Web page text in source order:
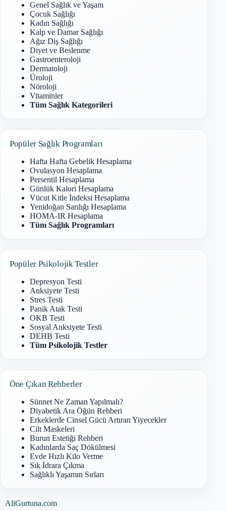
Genel Sağlık ve Yaşam
Çocuk Sağlığı
Kadın Sağlığı
Kalp ve Damar Sağlığı
Ağız Diş Sağlığı
Diyet ve Beslenme
Gastroenteroloji
Dermatoloji
Üroloji
Nöroloji
Vitaminler
Tüm Sağlık Kategorileri
Popüler Sağlık Programları
Hafta Hafta Gebelik Hesaplama
Ovulasyon Hesaplama
Persentil Hesaplama
Günlük Kalori Hesaplama
Vücut Kitle İndeksi Hesaplama
Yenidoğan Sarılığı Hesaplama
HOMA-IR Hesaplama
Tüm Sağlık Programları
Popüler Psikolojik Testler
Depresyon Testi
Anksiyete Testi
Stres Testi
Panik Atak Testi
OKB Testi
Sosyal Anksiyete Testi
DEHB Testi
Tüm Psikolojik Testler
Öne Çıkan Rehberler
Sünnet Ne Zaman Yapılmalı?
Diyabetik Ara Öğün Rehberi
Erkeklerde Cinsel Gücü Artıran Yiyecekler
Cilt Maskeleri
Burun Estetiği Rehberi
Kadınlarda Saç Dökülmesi
Evde Hızlı Kilo Verme
Sık İdrara Çıkma
Sağlıklı Yaşamın Sırları
AliGurtuna.com